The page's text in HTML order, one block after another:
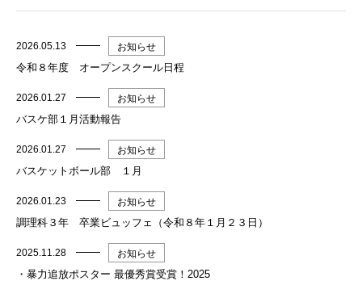
2026.05.13 お知らせ
令和８年度 オープンスクール日程
2026.01.27 お知らせ
バスケ部１月活動報告
2026.01.27 お知らせ
バスケットボール部 １月
2026.01.23 お知らせ
調理科３年 卒業ビュッフェ（令和８年１月２３日）
2025.11.28 お知らせ
・暴力追放ポスター 最優秀賞受賞！2025